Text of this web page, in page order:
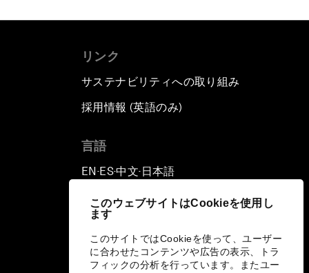
このウェブサイトはCookieを使用し
ます
このサイトではCookieを使って、ユーザー
に合わせたコンテンツや広告の表示、トラ
フィックの分析を行っています。またユー
リンク
サステナビリティへの取り組み
採用情報 (英語のみ)
言語
EN ▪ ES▪中文▪ 日本語